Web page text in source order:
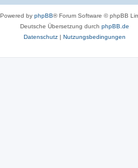
Powered by phpBB® Forum Software © phpBB
Deutsche Übersetzung durch phpBB.de
Datenschutz
Nutzungsbedingungen